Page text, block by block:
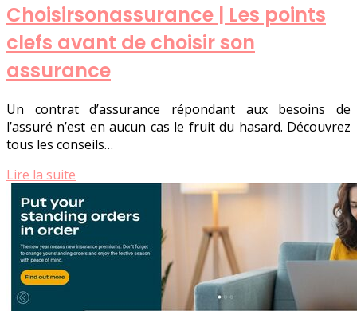
Choisir­sonassu­ran­ce | Les points
clefs avant de choisir son
assurance
Un contrat d’assurance répondant aux besoins de
l’assuré n’est en aucun cas le fruit du hasard. Découvrez
tous les conseils…
Lire la suite